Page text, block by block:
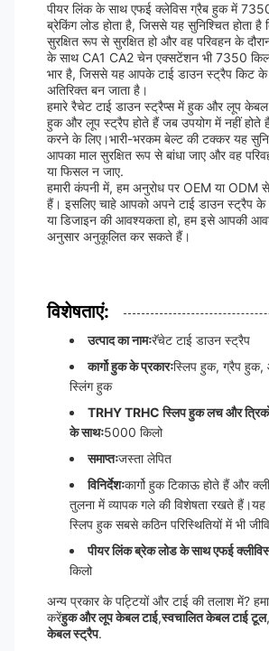
पीयर लिंक के साथ एफई क्लेविस ग्रैब हुक में 7350
ब्रेकिंग लोड होता है, जिससे यह सुनिश्चित होता है
सुरक्षित रूप से सुरक्षित हो और वह परिवहन के
के साथ CA1 CA2 चेन एक्सटेंशन भी 7350
भार है, जिससे यह आपके टाई डाउन स्ट्रैप किट के
अतिरिक्त बन जाता है।
हमारे रैचेट टाई डाउन स्ट्रैप्स में हुक और लूप केबल
हुक और लूप स्ट्रैप होते हैं जब उपयोग में नहीं होते
करने के लिए।भारी-भरकम बेल्ट की टक्कर यह
आपका माल सुरक्षित रूप से बांधा जाए और वह
या फिसल न जाए.
हमारी कंपनी में, हम अनुरोध पर OEM या ODM
हैं। इसलिए चाहे आपको अपने टाई डाउन स्ट्रैप के
या डिजाइन की आवश्यकता हो, हम इसे आपकी
अनुसार अनुकूलित कर सकते हैं।
विशेषताएं:
उत्पाद का नामःरॅचेट टाई डाउन स्ट्रैप
कार्गो हुक के प्रकारःस्लिप हुक, ग्रैप
स्लिंग हुक
TRHY TRHC स्लिप हुक लच और
के साथः5000 किलो
समाप्तःजस्ता लेपित
विनिर्देशःकार्गो हुक टिकाऊ होते हैं और
तुलना में व्यापक गले की विशेषता रखते हैं।यह
स्लिप हुक सबसे कठिन परिस्थितियों में भी
पीयर लिंक ब्रेक लोड के साथ एफई
किलो
अन्य प्रकार के पट्टियों और टाई की तलाश में?
करेंहुक और लूप केबल टाई,स्वचालित केबल टाई टूल
केबल स्ट्रैप.